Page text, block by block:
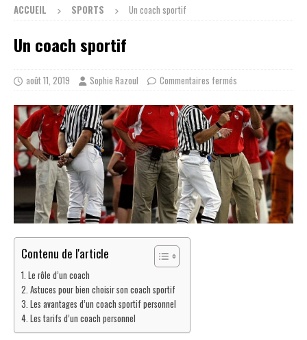
ACCUEIL SPORTS Un coach sportif
Un coach sportif
août 11, 2019 Sophie Razoul Commentaires fermés
Contenu de l'article
Le rôle d’un coach
Astuces pour bien choisir son coach sportif
Les avantages d’un coach sportif personnel
Les tarifs d’un coach personnel